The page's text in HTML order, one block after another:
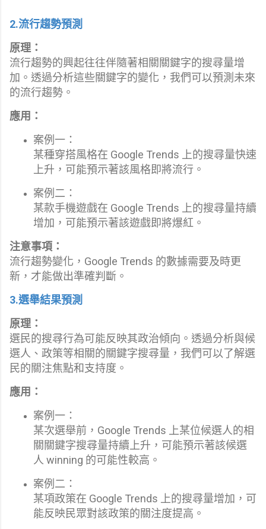
2.流行趨勢預測
原理：
流行趨勢的興起往往伴隨著相關關鍵字的搜尋量增
加。透過分析這些關鍵字的變化，我們可以預測未來
的流行趨勢。
應用：
案例一：
某種穿搭風格在 Google Trends 上的搜尋量快速
上升，可能預示著該風格即將流行。
案例二：
某款手機遊戲在 Google Trends 上的搜尋量持續
增加，可能預示著該遊戲即將爆紅。
注意事項：
流行趨勢變化，Google Trends 的數據需要及時更
新，才能做出準確判斷。
3.選舉結果預測
原理：
選民的搜尋行為可能反映其政治傾向。透過分析與候
選人、政策等相關的關鍵字搜尋量，我們可以了解選
民的關注焦點和支持度。
應用：
案例一：
某次選舉前，Google Trends 上某位候選人的相
關關鍵字搜尋量持續上升，可能預示著該候選
人 winning 的可能性較高。
案例二：
某項政策在 Google Trends 上的搜尋量增加，可
能反映民眾對該政策的關注度提高。